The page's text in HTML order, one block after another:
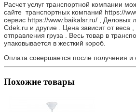
Расчет услуг транспортной компании
сайте транспортных компаний https://
сервис https://www.baikalsr.ru/ , Деловых
Cdek.ru и другие . Цена зависит от веса
отправления груза . Весь товар в
упаковывается в жесткий короб.
Оплата совершается после получения и
Похожие товары